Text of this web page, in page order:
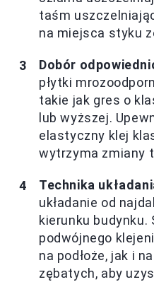
taśm
na miejsca styku
Dobór
płytki
takie jak gres o
lub wyższej.
elastyczny klej
wytrzyma zmiany
Technika
układanie od
kierunku
podwójnego
na podłoże, jak i
zębatych, aby